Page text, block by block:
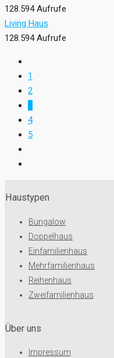
128.594 Aufrufe
Living Haus
128.594 Aufrufe
1
2
4
5
Haustypen
Bungalow
Doppelhaus
Einfamilienhaus
Mehrfamilienhaus
Reihenhaus
Zweifamilienhaus
Über uns
Impressum